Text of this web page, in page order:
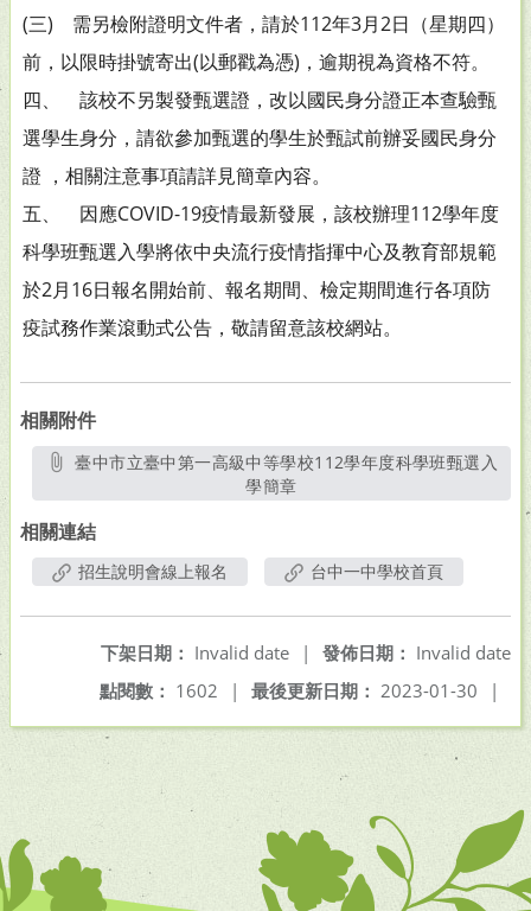
(三) 需另檢附證明文件者，請於112年3月2日（星期四）
前，以限時掛號寄出(以郵戳為憑)，逾期視為資格不符。
四、 該校不另製發甄選證，改以國民身分證正本查驗甄
選學生身分，請欲參加甄選的學生於甄試前辦妥國民身分
證 ，相關注意事項請詳見簡章內容。
五、 因應COVID-19疫情最新發展，該校辦理112學年度
科學班甄選入學將依中央流行疫情指揮中心及教育部規範
於2月16日報名開始前、報名期間、檢定期間進行各項防
疫試務作業滾動式公告，敬請留意該校網站。
相關附件
臺中市立臺中第一高級中等學校112學年度科學班甄選入
學簡章
相關連結
招生說明會線上報名 台中一中學校首頁
發佈日期： Invalid date
下架日期： Invalid date
|
最後更新日期： 2023-01-30 |
點閱數： 1602 |